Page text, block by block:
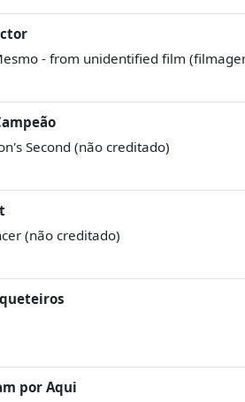
- from unidentified film
Second (não creditado)
(não creditado)
por Aqui